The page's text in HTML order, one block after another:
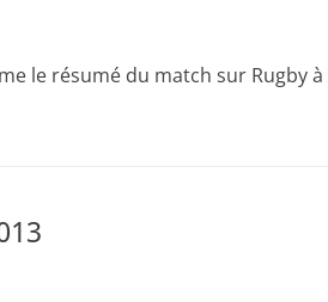
le résumé du match sur Rugby à